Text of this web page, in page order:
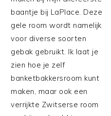
baantje bij LaPlace. Deze
gele room wordt namelijk
voor diverse soorten
gebak gebruikt. Ik laat je
zien hoe je zelf
banketbakkersroom kunt
maken, maar ook een
verrijkte Zwitserse room